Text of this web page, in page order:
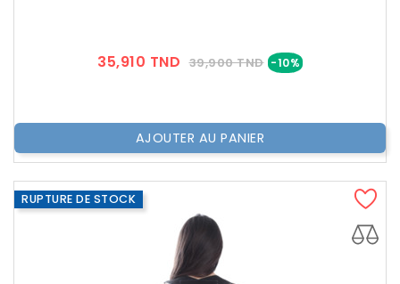
35,910 TND Prix
39,900 TND -10%Prix
AJOUTER AU PANIER
RUPTURE DE STOCK